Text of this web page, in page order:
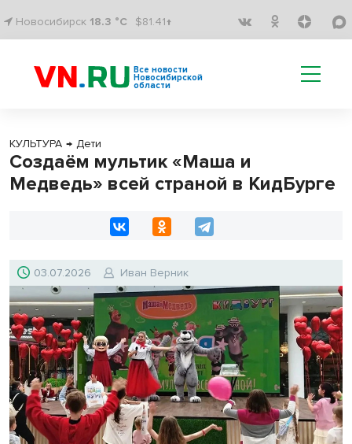
Новосибирск 18.3 °C $81.41↑
Все новости
Новосибирской
области
КУЛЬТУРА → Дети
Создаём мультик «Маша и
Медведь» всей страной в КидБурге
03.07.2026 Иван Верник